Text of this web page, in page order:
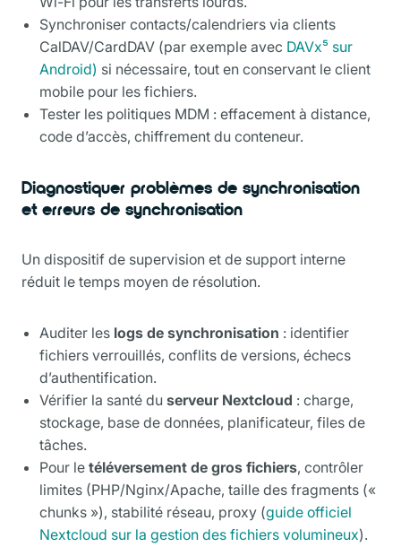
Synchroniser contacts/calendriers via clients
CalDAV/CardDAV (par exemple avec DAVx⁵ sur
Android) si nécessaire, tout en conservant le client
mobile pour les fichiers.
Tester les politiques MDM : effacement à distance,
code d’accès, chiffrement du conteneur.
Diagnostiquer problèmes de synchronisation
et erreurs de synchronisation
Un dispositif de supervision et de support interne
réduit le temps moyen de résolution.
Auditer les logs de synchronisation : identifier
fichiers verrouillés, conflits de versions, échecs
d’authentification.
Vérifier la santé du serveur Nextcloud : charge,
stockage, base de données, planificateur, files de
tâches.
Pour le téléversement de gros fichiers, contrôler
limites (PHP/Nginx/Apache, taille des fragments («
chunks »), stabilité réseau, proxy (guide officiel
Nextcloud sur la gestion des fichiers volumineux).